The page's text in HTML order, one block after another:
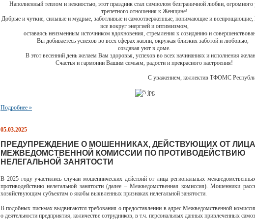
Наполненный теплом и нежностью, этот праздник стал символом безграничной любви, огромного
трепетного отношения к Женщине!
Добрые и чуткие, сильные и мудрые, заботливые и самоотверженные, понимающие и всепрощающие,
все вокруг энергией и оптимизмом,
оставаясь неизменным источником вдохновения, стремления к созиданию и
Вы добиваетесь успехов во всех сферах жизни, окружая близких заботой и любовью,
создавая уют в доме.
В этот весенний день желаем Вам здоровья, успехов во всех начинаниях и исполнения
Счастья и гармонии Вашим семьям, радости и прекрасного настроения!
С уважением, коллектив ТФОМС
Подробнее »
05.03.2025
ПРЕДУПРЕЖДЕНИЕ О МОШЕННИКАХ, ДЕЙСТВУЮЩИХ ОТ ЛИЦА
МЕЖВЕДОМСТВЕННОЙ КОМИССИИ ПО ПРОТИВОДЕЙСТВИЮ
НЕЛЕГАЛЬНОЙ ЗАНЯТОСТИ
В 2025 году участились случаи мошеннических действий от лица региональных
противодействию нелегальной занятости (далее – Межведомственная комиссия). Мошенники
хозяйствующим субъектам о якобы выявленных признаках нелегальной занятости.
В подобных письмах выдвигаются требования о предоставлении в адрес Межведомственной
о деятельности предприятия, количестве сотрудников, в т.ч. персональных данных привлеченных